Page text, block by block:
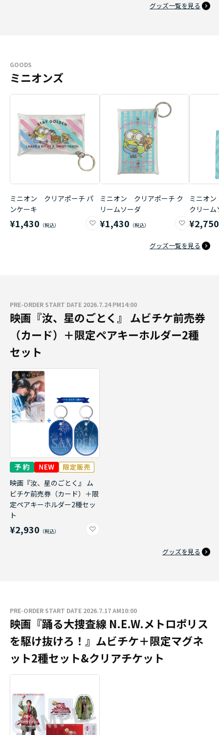
グッズ一覧を見る
GOODS
ミニオンズ
ミニオン クリアポーチ パ
ンケーキ
¥1,430
ミニオン クリアポーチ ク
リームソーダ
¥1,430
ミニオ
クリーム
¥2,750
グッズ一覧を見る
PRE-ORDER START DATE 2026.7.24 PM14:00
映画『汝、星のごとく』 ムビチケ前売券
（カード）＋限定ペアキーホルダー2種
セット
映画『汝、星のごとく』 ム
ビチケ前売券（カード）＋限
定ペアキーホルダー2種セッ
ト
¥2,930
グッズを見る
PRE-ORDER START DATE 2026.7.17 AM10:00
映画『踊る大捜査線 N.E.W.メトロポリス
を駆け抜けろ！』ムビチケ＋限定マグネ
ット2種セット&クリアチケット